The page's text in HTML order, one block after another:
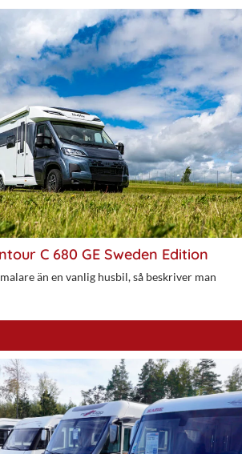
C 680 GE Sweden Edition
än en vanlig husbil, så beskriver man